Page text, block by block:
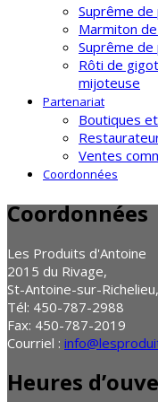
Suprême
Marmiton
Suprême
Rôti de
mijoteuse
Partenariat
Boutiques
Ventes
Coordonnées
Coordonnées
Les Produits d'Antoine
2015 du Rivage,
St-Antoine-sur-
Tél: 450-787-2988
Fax: 450-787-2019
Courriel :
Heures